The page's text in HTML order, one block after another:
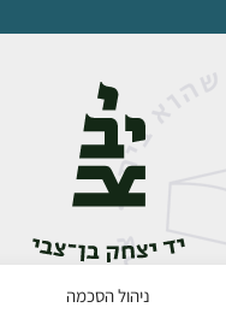
ניהול הסכמהאבן גבירול 14, רחביה, ירושלים